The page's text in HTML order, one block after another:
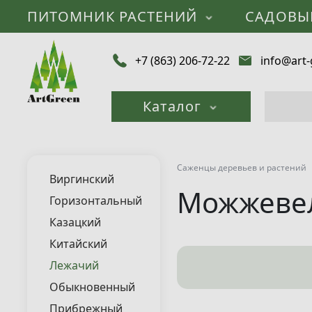
ПИТОМНИК РАСТЕНИЙ
+7 (863) 206-72-22
Каталог
Виргинский
Горизонтальный
Казацкий
Китайский
Лежачий
Обыкновенный
Прибрежный
Саженцы деревьев и растений